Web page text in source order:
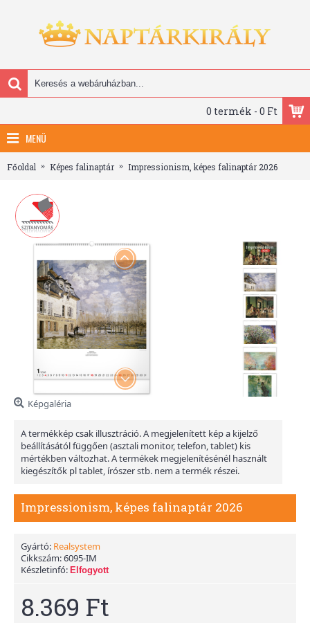
0 termék - 0 Ft
MENÜ
Főoldal Képes falinaptár Impressionism, képes falinaptár 2026
Képgaléria
A termékkép csak illusztráció. A megjelenített kép a kijelző
beállításától függően (asztali monitor, telefon, tablet) kis
mértékben változhat. A termékek megjelenítésénél használt
kiegészítők pl tablet, írószer stb. nem a termék részei.
Impressionism, képes falinaptár 2026
Gyártó: Realsystem
Cikkszám:6095-IM
Készletinfó: Elfogyott
8.369 Ft